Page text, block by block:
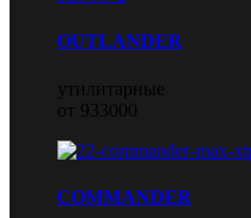
OUTLANDER
утилитарные
от 933000
COMMANDER